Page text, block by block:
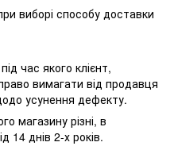
виборі способу доставки
час якого клієнт,
вимагати від продавця
усунення дефекту.
магазину різні, в
14 днів 2-х років.